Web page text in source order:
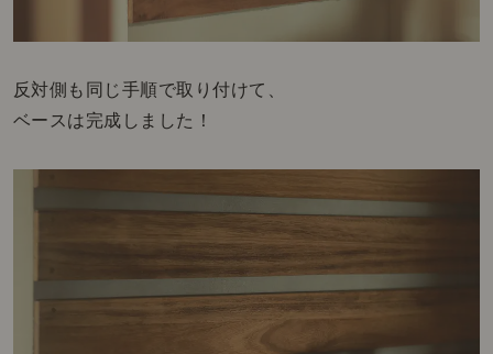
反対側も同じ手順で取り付けて、
ベースは完成しました！